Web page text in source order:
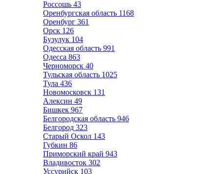
Россошь 43
Оренбургская область 1168
Оренбург 361
Орск 126
Бузулук 104
Одесская область 991
Одесса 863
Черноморск 40
Тульская область 1025
Тула 436
Новомосковск 131
Алексин 49
Бишкек 967
Белгородская область 946
Белгород 323
Старый Оскол 143
Губкин 86
Приморский край 943
Владивосток 302
Уссурийск 103